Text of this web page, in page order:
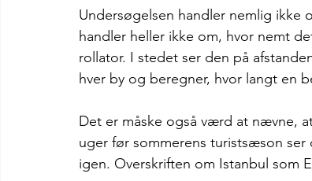
Undersøgelsen handler nemlig
handler heller ikke om, hvor nemt
rollator. I stedet ser den på
hver by og beregner, hvor langt en
Det er måske også værd at nævne,
uger før sommerens turistsæson
igen. Overskriften om Istanbul som